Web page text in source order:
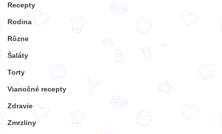
Recepty
Rodina
Rôzne
Šaláty
Torty
Vianočné recepty
Zdravie
Zmrzliny